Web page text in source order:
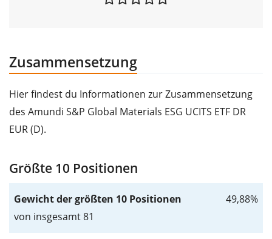
Zusammensetzung
Hier findest du Informationen zur Zusammensetzung
des Amundi S&P Global Materials ESG UCITS ETF DR
EUR (D).
Größte 10 Positionen
Gewicht der größten 10 Positionen
von insgesamt 81
49,88%